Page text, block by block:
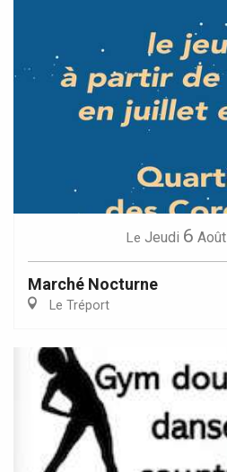
Le Jeudi 6 Août
Marché Nocturne
Le Tréport